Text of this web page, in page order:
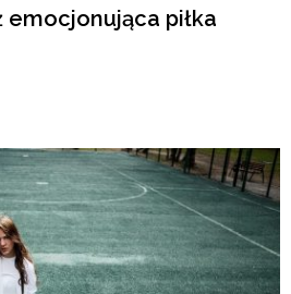
piłka